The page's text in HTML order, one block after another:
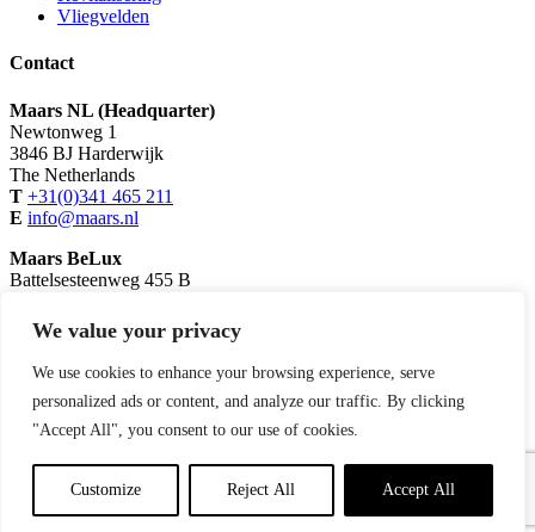
We value your privacy
We use cookies to enhance your browsing experience, serve
personalized ads or content, and analyze our traffic. By clicking
"Accept All", you consent to our use of cookies.
Customize Reject All Accept All
Vliegvelden
Contact
Maars NL (Headquarter)
Newtonweg 1
3846 BJ Harderwijk
The Netherlands
T +31(0)341 465 211
E info@maars.nl
Maars BeLux
Battelsesteenweg 455 B
Belgium
+32(0)15 29 48 30
info@maars.be
© Copyright 2026 Maars Living Walls Powered by iClicks
Privacy & disclaimer
Wall-e extranet
Cookie instellingen